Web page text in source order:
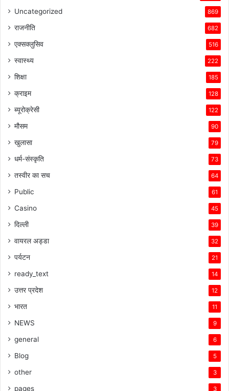
Uncategorized 869
राजनीति 682
एक्सक्लुसिव 516
स्वास्थ्य 222
शिक्षा 185
क्राइम 128
ब्यूरोक्रेसी 122
मौसम 90
खुलासा 79
धर्म-संस्कृति 73
तस्वीर का सच 64
Public 61
Casino 45
दिल्ली 39
वायरल अड्डा 32
पर्यटन 21
ready_text 14
उत्तर प्रदेश 12
भारत 11
NEWS 9
general 6
Blog 5
other 3
pages 3